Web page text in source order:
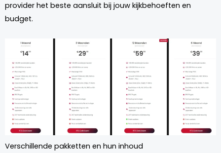
provider het beste aansluit bij jouw kijkbehoeften en
budget.
Verschillende pakketten en hun inhoud